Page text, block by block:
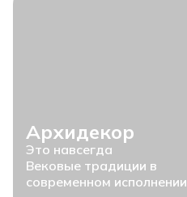
Архидекор
Это навсегда
Вековые традиции в
современном исполнении